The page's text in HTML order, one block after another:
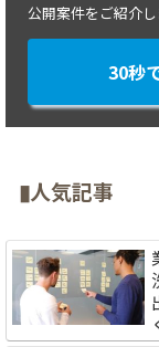
公開案件をご紹介し
30秒
▮人気記事